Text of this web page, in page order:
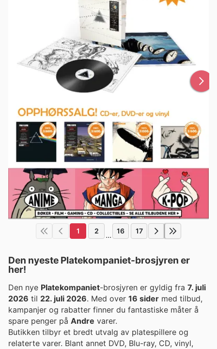
1 2 ... 16 17
Den nyeste Platekompaniet-brosjyren er
her!
Den nye Platekompaniet-brosjyren er gyldig fra 7. juli
2026 til 22. juli 2026. Med over 16 sider med tilbud,
kampanjer og rabatter finner du fantastiske måter å
spare penger på Andre varer.
Butikken tilbyr et bredt utvalg av platespillere og
relaterte varer. Blant annet DVD, Blu-ray, CD, vinyl,